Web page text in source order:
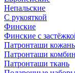
Непальские
С рукояткой
Финские
Финские с
Патронташи
Патронташи
Патронташи ткань